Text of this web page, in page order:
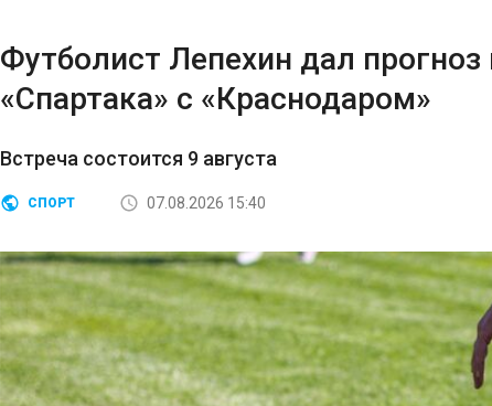
Футболист Лепехин дал
«Спартака» с «Краснодаром»
Встреча состоится 9 августа
СПОРТ 07.08.2026 15:40